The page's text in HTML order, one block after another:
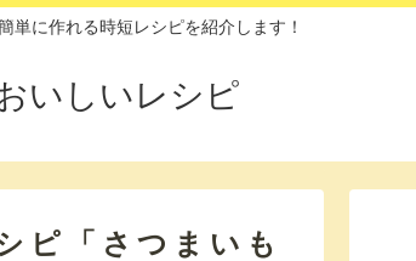
単に作れる時短レシピを紹介します！
いしいレシピ
ピ「さつまいも